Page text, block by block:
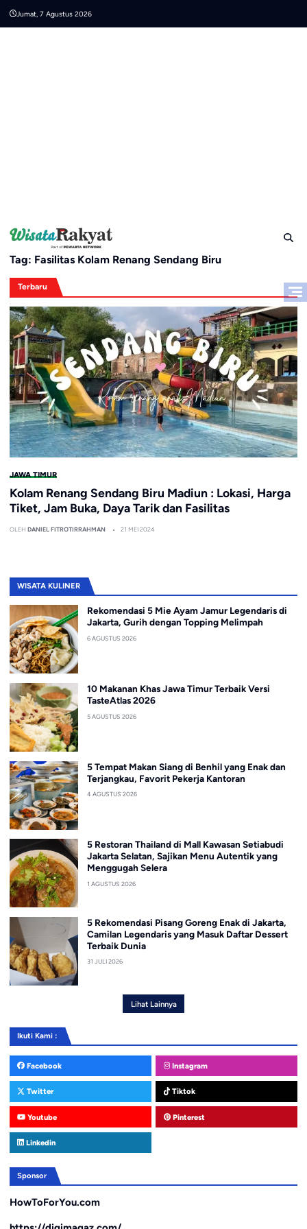
Jumat, 7 Agustus 2026
Tag: Fasilitas Kolam Renang Sendang Biru
Terbaru
JAWA TIMUR
Kolam Renang Sendang Biru Madiun : Lokasi, Harga
Tiket, Jam Buka, Daya Tarik dan Fasilitas
OLEH DANIEL FITROTIRRAHMAN 21 MEI 2024
WISATA KULINER
Rekomendasi 5 Mie Ayam Jamur Legendaris di
Jakarta, Gurih dengan Topping Melimpah
6 AGUSTUS 2026
10 Makanan Khas Jawa Timur Terbaik Versi
TasteAtlas 2026
5 AGUSTUS 2026
5 Tempat Makan Siang di Benhil yang Enak dan
Terjangkau, Favorit Pekerja Kantoran
4 AGUSTUS 2026
5 Restoran Thailand di Mall Kawasan Setiabudi
Jakarta Selatan, Sajikan Menu Autentik yang
Menggugah Selera
1 AGUSTUS 2026
5 Rekomendasi Pisang Goreng Enak di Jakarta,
Camilan Legendaris yang Masuk Daftar Dessert
Terbaik Dunia
31 JULI 2026
Lihat Lainnya
Ikuti Kami :
Facebook Instagram
Twitter Tiktok
Youtube Pinterest
Linkedin
Sponsor
HowToForYou.com